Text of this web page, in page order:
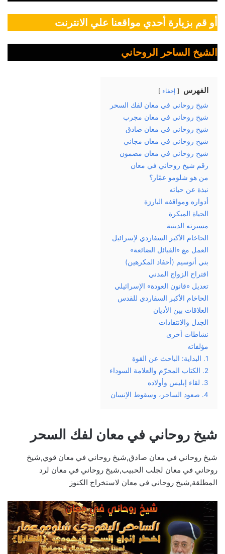
أو قم بزيارة أحدي مواقعنا علي الانترنت
الشيخ الساحر الروحاني
الفهرس إخفاء
شيخ روحاني في معان لفك السحر
شيخ روحاني في معان مجرب
شيخ روحاني في معان صادق
شيخ روحاني في معان مجاني
شيخ روحاني في معان مضمون
رقم شيخ روحاني في معان
من هو شلومو عمّار؟
نبذة عن حياته
أدواره ومواقفه البارزة
الحياة المبكرة
مسيرته الدينية
الحاخام الأكبر السفاردي لإسرائيل
العمل مع «القبائل الضائعة»
بني أنوسيم (أحفاد المكرهين)
اقتراح الزواج المدني
تعديل «قانون العودة» الإسرائيلي
الحاخام الأكبر السفاردي للقدس
العلاقات بين الأديان
الجدل والانتقادات
نشاطات أخرى
مؤلفاته
1. البداية: الباحث عن القوة
2. الكتاب المحرّم والعلامة السوداء
3. لقاء إبليس وأولاده
4. صعود الساحر، وسقوط الإنسان
شيخ روحاني في معان لفك السحر
شيخ روحاني في معان صادق,شيخ روحاني في معان قوي,شيخ
روحاني في معان لجلب الحبيب,شيخ روحاني في معان لرد
المطلقة,شيخ روحاني في معان لاستخراج الكنوز